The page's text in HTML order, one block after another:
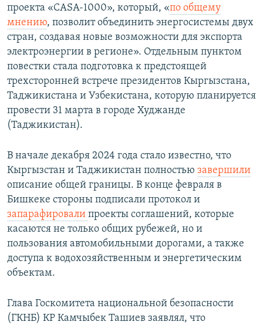
проекта «CASA-1000», который, «по общему
мнению, позволит объединить энергосистемы двух
стран, создавая новые возможности для экспорта
электроэнергии в регионе». Отдельным пунктом
повестки стала подготовка к предстоящей
трехсторонней встрече президентов Кыргызстана,
Таджикистана и Узбекистана, которую планируется
провести 31 марта в городе Худжанде
(Таджикистан).
В начале декабря 2024 года стало известно, что
Кыргызстан и Таджикистан полностью завершили
описание общей границы. В конце февраля в
Бишкеке стороны подписали протокол и
запарафировали проекты соглашений, которые
касаются не только общих рубежей, но и
пользования автомобильными дорогами, а также
доступа к водохозяйственным и энергетическим
объектам.
Глава Госкомитета национальной безопасности
(ГКНБ) КР Камчыбек Ташиев заявлял, что